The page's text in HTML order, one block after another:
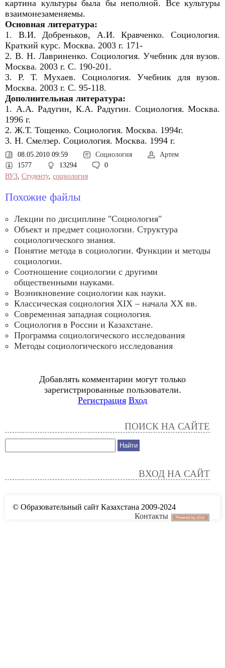
картина культуры была бы неполной. Все культуры
взаимонезаменяемы.
Основная литература:
1. В.И. Добреньков, А.И. Кравченко. Социология.
Краткий курс. Москва. 2003 г. 171-
2. В. Н. Лавриненко. Социология. Учебник для вузов.
Москва. 2003 г. С. 190-201.
3. Р. Т. Мухаев. Социология. Учебник для вузов.
Москва. 2003 г. С. 95-118.
Дополнительная литература:
1. А.А. Радугин, К.А. Радугин. Социология. Москва.
1996 г.
2. Ж.Т. Тощенко. Социология. Москва. 1994г.
3. Н. Смелзер. Социология. Москва. 1994 г.
08.05.2010 09:59 Социология
Артем
1577
13294
0
ВУЗ, Студенту, социология
Похожие файлы
Лекции по дисциплине "Социология"
Объект и предмет социологии. Структура
социологического знания.
Понятие метода в социологии. Функции и методы
социологии.
Соотношение социологии с другими
общественными науками.
Возникновение социологии как науки.
Классическая социология ХIХ – начала XX вв.
Современная западная социология.
Социология в России и Казахстане.
Программа социологического исследования
Методы социологического исследования
Добавлять комментарии могут только
зарегистрированные пользователи.
Регистрация Вход
ПОИСК НА САЙТЕ
ВХОД НА САЙТ
© Образовательный сайт Казахстана 2009-2024
Контакты